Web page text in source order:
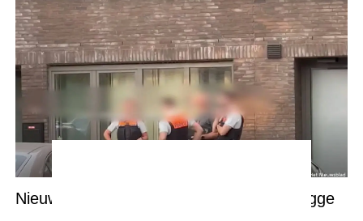
Nieuwe informatie over familiedrama Brugge